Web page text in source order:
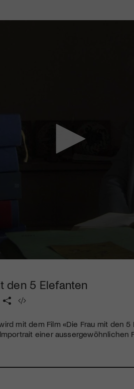
den 5 Elefanten
mit dem Film «Die Frau mit den
einer aussergewöhnlichen
Kulturschaffende(r)
erhältst du kostenlosen Zugang zu